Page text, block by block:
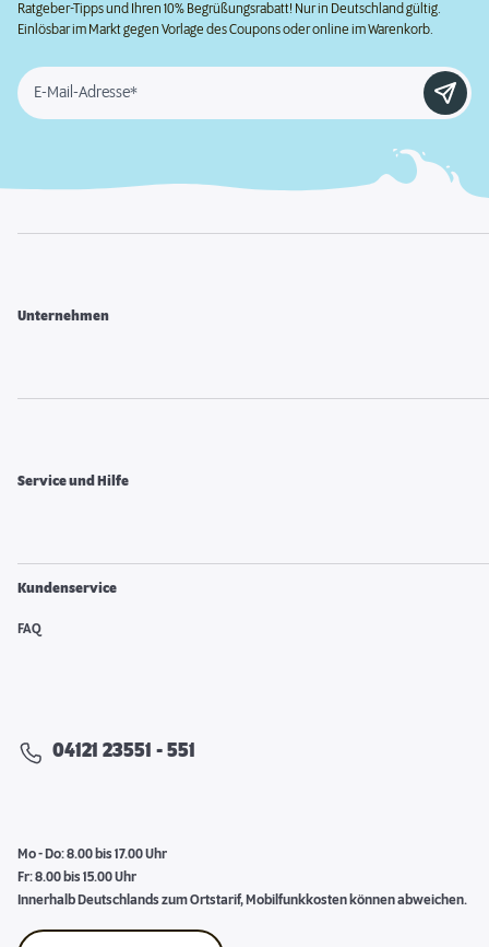
Ratgeber-Tipps und Ihren 10% Begrüßungsrabatt! Nur in Deutschland gültig.
Einlösbar im Markt gegen Vorlage des Coupons oder online im Warenkorb.
E-Mail-Adresse*
Unternehmen
Service und Hilfe
Kundenservice
FAQ
04121 23551 - 551
Mo - Do: 8.00 bis 17.00 Uhr
Fr: 8.00 bis 15.00 Uhr
Innerhalb Deutschlands zum Ortstarif, Mobilfunkkosten können abweichen.